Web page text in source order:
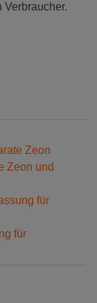
Verbraucher.
Zeon
Zeon und
für
für